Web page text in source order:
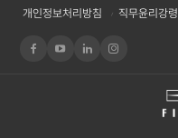
개인정보처리방침 직무윤리강령